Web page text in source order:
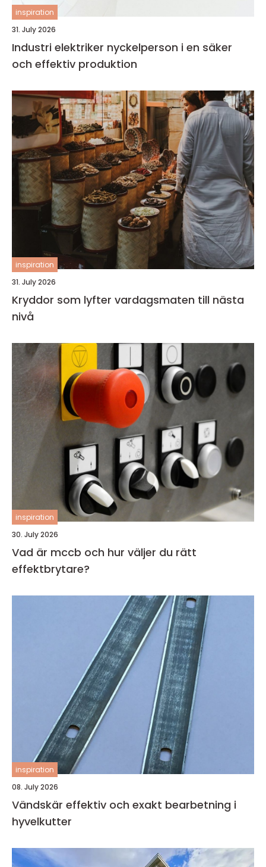
inspiration
31. July 2026
Industri elektriker nyckelperson i en säker
och effektiv produktion
inspiration
31. July 2026
Kryddor som lyfter vardagsmaten till nästa
nivå
inspiration
30. July 2026
Vad är mccb och hur väljer du rätt
effektbrytare?
inspiration
08. July 2026
Vändskär effektiv och exakt bearbetning i
hyvelkutter